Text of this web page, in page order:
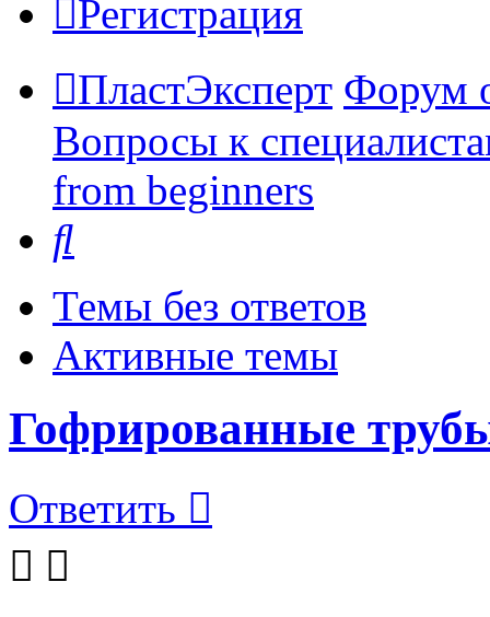
Регистрация
ПластЭксперт Форум
Вопросы к
from beginners
Темы без ответов
Активные темы
Гофрированные
Ответить